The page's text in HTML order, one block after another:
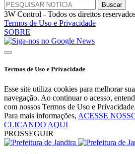
3W Control - Todos os direitos
Termos de Uso e Privacidade
SOBRE
Termos de Uso e Privacidade
Esse site utiliza cookies para melhorar
navegação. Ao continuar o acesso,
com nossos Termos de Uso e Privacidade.
Para mais informações, ACESSE
CLICANDO AQUI
PROSSEGUIR